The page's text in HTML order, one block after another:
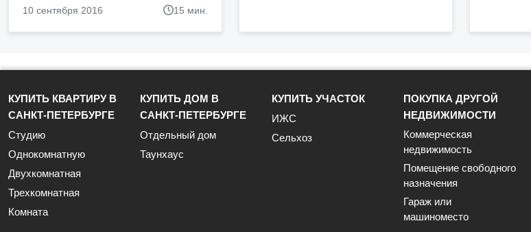
10 сентября 2016 15 мин.
КУПИТЬ КВАРТИРУ В
САНКТ-ПЕТЕРБУРГЕ
Студию
Однокомнатную
Двухкомнатная
Трехкомнатная
Комната
КУПИТЬ ДОМ В
САНКТ-ПЕТЕРБУРГЕ
Отдельный дом
Таунхаус
КУПИТЬ УЧАСТОК
ИЖС
Сельхоз
ПОКУПКА ДРУГОЙ
НЕДВИЖИМОСТИ
Коммерческая
недвижимость
Помещение свободного
назначения
Гараж или
машиноместо